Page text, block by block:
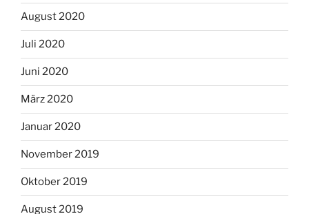
August 2020
Juli 2020
Juni 2020
März 2020
Januar 2020
November 2019
Oktober 2019
August 2019